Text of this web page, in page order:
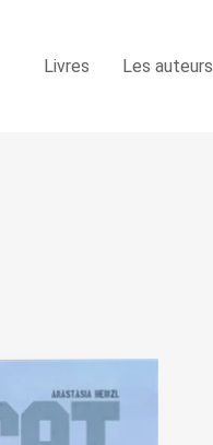
Livres Les auteurs